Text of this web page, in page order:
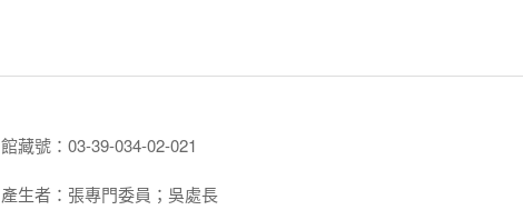
館藏號：03-39-034-02-021
產生者：張專門委員；吳處長